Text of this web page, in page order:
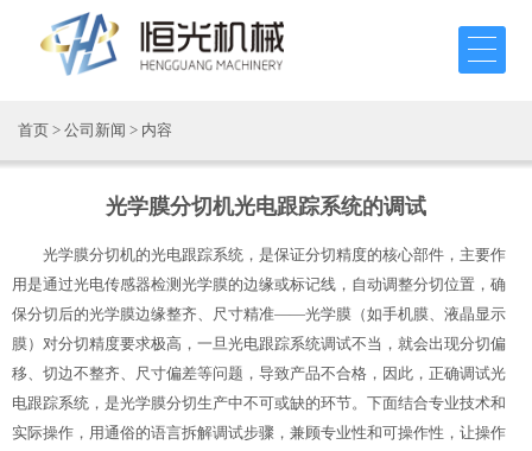
首页 > 公司新闻 > 内容
光学膜分切机光电跟踪系统的调试
光学膜分切机的光电跟踪系统，是保证分切精度的核心部件，主要作
用是通过光电传感器检测光学膜的边缘或标记线，自动调整分切位置，确
保分切后的光学膜边缘整齐、尺寸精准——光学膜（如手机膜、液晶显示
膜）对分切精度要求极高，一旦光电跟踪系统调试不当，就会出现分切偏
移、切边不整齐、尺寸偏差等问题，导致产品不合格，因此，正确调试光
电跟踪系统，是光学膜分切生产中不可或缺的环节。下面结合专业技术和
实际操作，用通俗的语言拆解调试步骤，兼顾专业性和可操作性，让操作